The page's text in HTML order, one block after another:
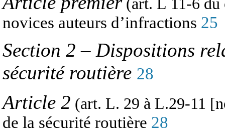
(art. L 11-6 du
novices auteurs d’infractions 25
Section 2 – Dispositions
sécurité routière 28
Article 2 (art. L. 29 à L.29-11
de la sécurité routière 28